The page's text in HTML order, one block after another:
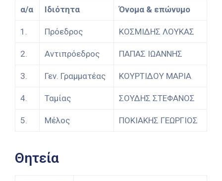
α/α Ιδιότητα Όνομα & επώνυμο
1. Πρόεδρος ΚΟΣΜΙΔΗΣ ΛΟΥΚΑΣ
2. Αντιπρόεδρος ΠΑΠΑΣ ΙΩΑΝΝΗΣ
3. Γεν. Γραμματέας ΚΟΥΡΤΙΔΟΥ ΜΑΡΙΑ
4. Ταμίας ΣΟΥΔΗΣ ΣΤΕΦΑΝΟΣ
5. Μέλος ΠΟΚΙΑΚΗΣ ΓΕΩΡΓΙΟΣ
Θητεία